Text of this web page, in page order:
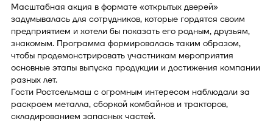
Масштабная акция в формате «открытых дверей»
задумывалась для сотрудников, которые гордятся своим
предприятием и хотели бы показать его родным, друзьям,
знакомым. Программа формировалась таким образом,
чтобы продемонстрировать участникам мероприятия
основные этапы выпуска продукции и достижения компании
разных лет.
Гости Ростсельмаш с огромным интересом наблюдали за
раскроем металла, сборкой комбайнов и тракторов,
складированием запасных частей.